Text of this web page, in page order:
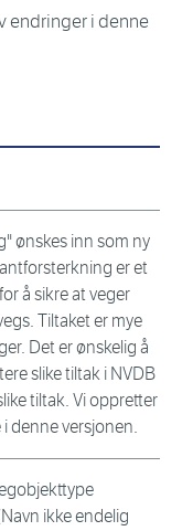
endringer i denne
ønskes inn som ny
er et
å sikre at veger
Tiltaket er mye
Det er ønskelig å
slike tiltak i NVDB
tiltak. Vi oppretter
denne versjonen.
ikke endelig